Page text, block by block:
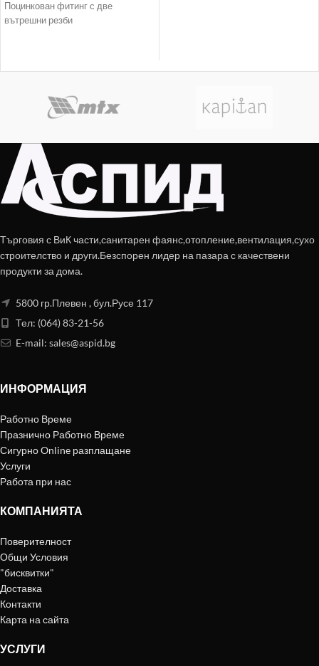
Поцинкован фитинг с две
вътрешни резби
Търговия с ВиК части,санитарен фаянс,отопление,вентилация,сухо
строителство и други.Безспорен лидер на пазара с качествени
продукти за дома.
5800 гр.Плевен , бул.Русе 117
Тел: (064) 83-21-56
E-mail: sales@aspid.bg
ИНФОРМАЦИЯ
Работно Време
Празнично Работно Време
Сигурно Online разплащане
Услуги
Работа при нас
КОМПАНИЯТА
Поверителност
Общи Условия
"бисквитки"
Доставка
Контакти
Карта на сайта
УСЛУГИ